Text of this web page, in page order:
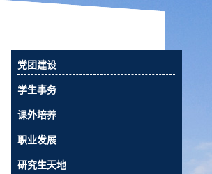
活动预告
相关下载
联系我们
党团建设
学生事务
课外培养
职业发展
研究生天地